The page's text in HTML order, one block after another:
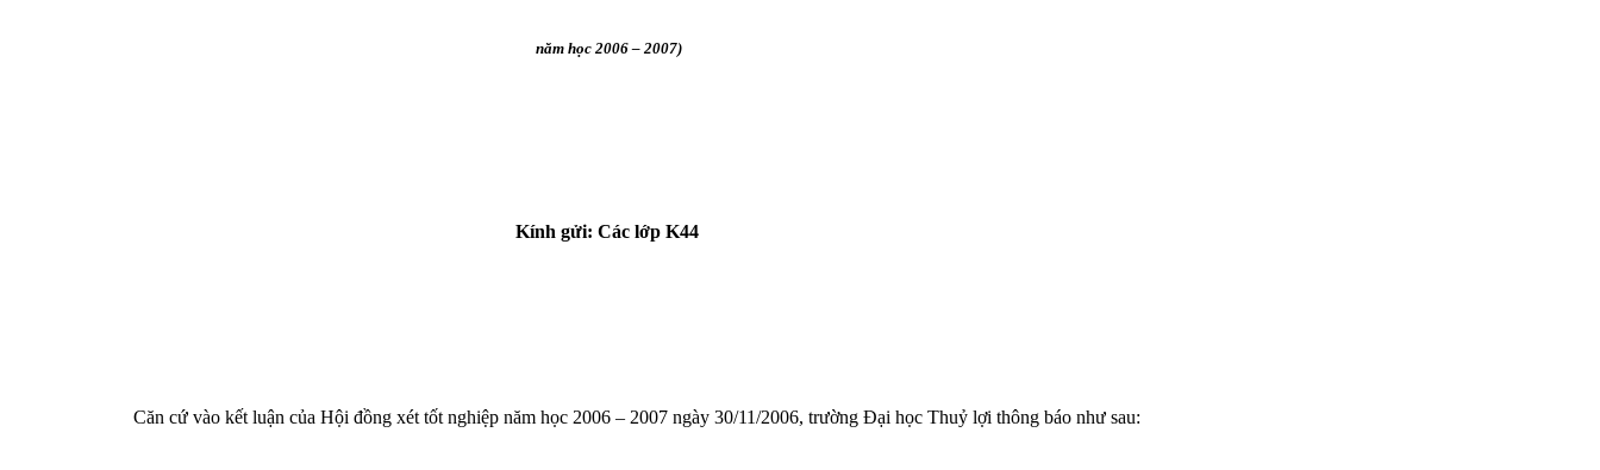
năm học 2006 – 2007)
Kính gửi: Các lớp K44
Căn cứ vào kết luận của Hội đồng xét tốt nghiệp năm học 2006 – 2007 ngày 30/11/2006, trường Đại học Thuỷ lợi thông báo như sau: